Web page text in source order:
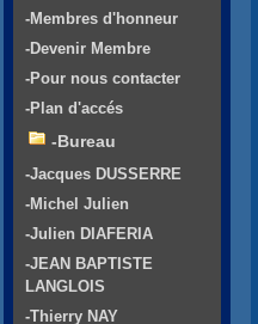
-Membres d'honneur
-Devenir Membre
-Pour nous contacter
-Plan d'accés
-Bureau
-Jacques DUSSERRE
-Michel Julien
-Julien DIAFERIA
-JEAN BAPTISTE
LANGLOIS
-Thierry NAY